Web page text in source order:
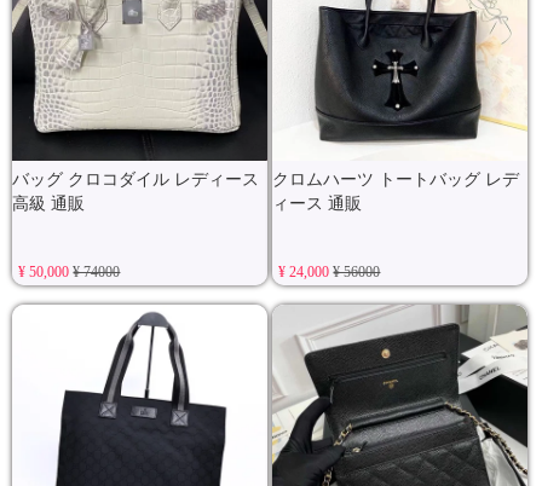
バッグ クロコダイル レディース
高級 通販
¥ 50,000¥ 74000
クロムハーツ トートバッグ レデ
ィース 通販
¥ 24,000¥ 56000